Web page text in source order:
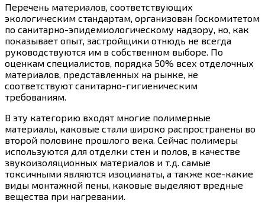
Перечень материалов, соответствующих
экологическим стандартам, организован Госкомитетом
по санитарно-эпидемиологическому надзору, но, как
показывает опыт, застройщики отнюдь не всегда
руководствуются им в собственном выборе. По
оценкам специалистов, порядка 50% всех отделочных
материалов, представленных на рынке, не
соответствуют санитарно-гигиеническим
требованиям.
В эту категорию входят многие полимерные
материалы, каковые стали широко распространены во
второй половине прошлого века. Сейчас полимеры
используются для отделки стен и полов, в качестве
звукоизоляционных материалов и т.д. самые
токсичными являются изоцианаты, а также кое-какие
виды монтажной пены, каковые выделяют вредные
вещества при нагревании.